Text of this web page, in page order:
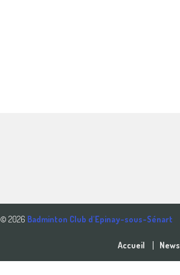
© 2026 Badminton Club d'Epinay-sous-Sénart
Accueil News